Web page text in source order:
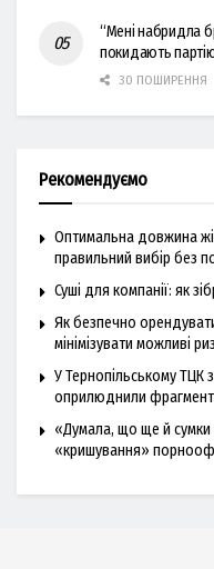
“Мені набридла
покидають
30 ПОШИРЕННЯ
Рекомендуємо
Оптимальна довжина
правильний вибір без
Суші для компанії: як
Як безпечно
мінімізувати можливі
У Тернопільському ТЦК
оприлюднили фрагмент
«Думала, що ще й сумки
«кришування»